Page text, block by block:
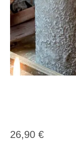
26,90 €